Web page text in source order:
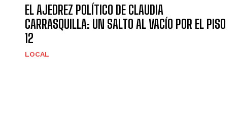
EL AJEDREZ POLÍTICO DE CLAUDIA
CARRASQUILLA: UN SALTO AL VACÍO POR EL PISO
12
LOCAL